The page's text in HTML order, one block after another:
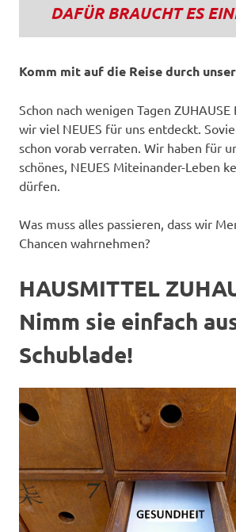
DAFÜR BRAUCHT ES
Komm mit auf die Reise durch
Schon nach wenigen Tagen ZUHAUSE
wir viel NEUES für uns entdeckt.
schon vorab verraten. Wir haben für
schönes, NEUES Miteinander-Leben
dürfen.
Was muss alles passieren, dass wir
Chancen wahrnehmen?
HAUSMITTEL
Nimm sie einfach
Schublade!